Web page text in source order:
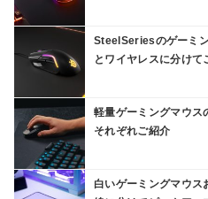
SteelSeriesのゲーミ
とワイヤレスに分けて
軽量ゲーミングマウス
それぞれご紹介
白いゲーミングマウ